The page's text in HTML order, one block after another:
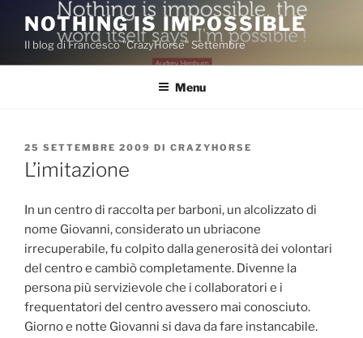
contenuto
NOTHING IS IMPOSSIBLE
Il blog di Francesco "CrazyHorse" Settembre
Menu
PUBBLICATO
IL
25 SETTEMBRE 2009 DI CRAZYHORSE
L’imitazione
In un centro di raccolta per barboni, un alcolizzato di
nome Giovanni, considerato un ubriacone
irrecuperabile, fu colpito dalla generosità dei volontari
del centro e cambiò completamente. Divenne la
persona più servizievole che i collaboratori e i
frequentatori del centro avessero mai conosciuto.
Giorno e notte Giovanni si dava da fare instancabile.